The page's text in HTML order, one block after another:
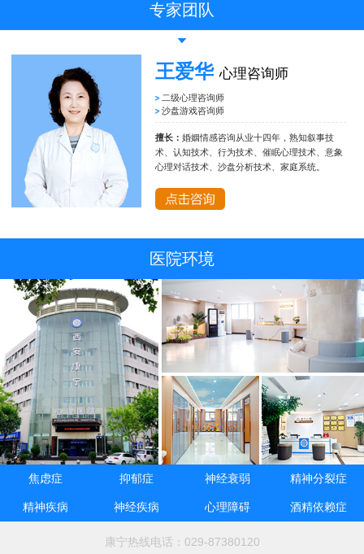
专家团队
王爱华 心理咨询师
二级心理咨询师
沙盘游戏咨询师
擅长：婚姻情感咨询从业十四年，熟知叙事技
术、认知技术、行为技术、催眠心理技术、意象
心理对话技术、沙盘分析技术、家庭系统。
医院环境
焦虑症 抑郁症 神经衰弱 精神分裂症
精神疾病 神经疾病 心理障碍 酒精依赖症
康宁热线电话：029-87380120